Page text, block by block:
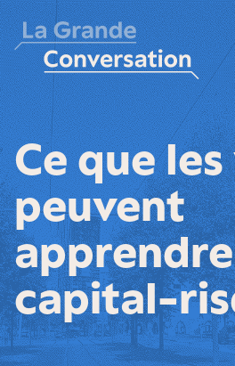
Ce que
peuvent
capital-